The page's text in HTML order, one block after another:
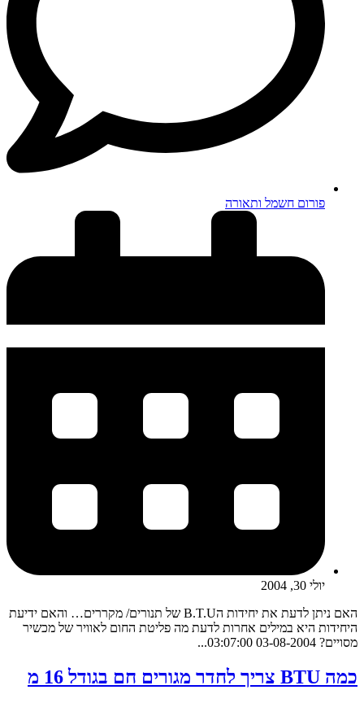
פורום חשמל ותאורה
יולי 30, 2004
האם ניתן לדעת את יחידות הB.T.U של תנורים/ מקררים… והאם ידיעת
היחידות היא במילים אחרות לדעת מה פליטת החום לאוויר של מכשיר
מסויים? 03-08-2004 03:07:00...
כמה BTU צריך לחדר מגורים חם בגודל 16 מ